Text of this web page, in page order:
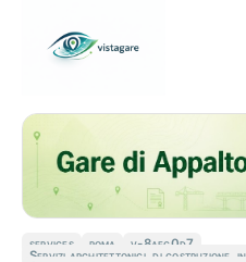
services roma v-8aec0d7
Servizi architettonici, di costruzione,